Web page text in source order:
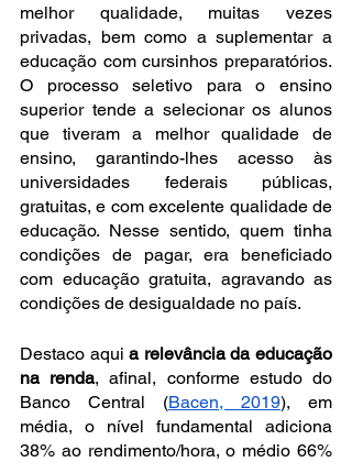
melhor qualidade, muitas vezes
privadas, bem como a suplementar a
educação com cursinhos preparatórios.
O processo seletivo para o ensino
superior tende a selecionar os alunos
que tiveram a melhor qualidade de
ensino, garantindo-lhes acesso às
universidades federais públicas,
gratuitas, e com excelente qualidade de
educação. Nesse sentido, quem tinha
condições de pagar, era beneficiado
com educação gratuita, agravando as
condições de desigualdade no país.
Destaco aqui a relevância da educação
na renda, afinal, conforme estudo do
Banco Central (Bacen, 2019), em
média, o nível fundamental adiciona
38% ao rendimento/hora, o médio 66%